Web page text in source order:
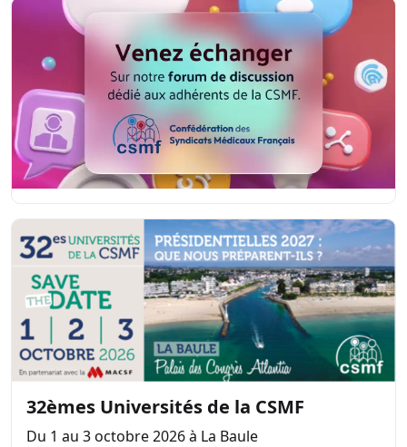
32èmes Universités de la CSMF
Du 1 au 3 octobre 2026 à La Baule